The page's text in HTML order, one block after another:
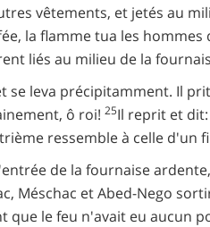
vêtements, et jetés au
la flamme tua les hommes
liés au milieu de la
leva précipitamment. Il
ô roi! 25Il reprit et
ressemble à celle d'un
de la fournaise
Méschac et Abed-Nego
le feu n'avait eu aucun